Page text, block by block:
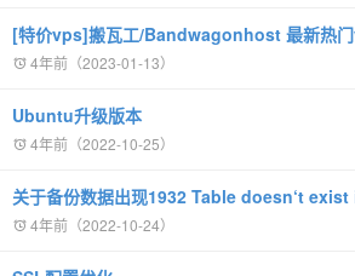
[特价vps]搬瓦工/Bandwagonhost 最新热
4年前（2023-01-13）
Ubuntu升级版本
4年前（2022-10-25）
关于备份数据出现1932 Table doesn‘t
4年前（2022-10-24）